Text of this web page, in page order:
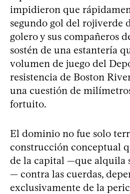
impidieron que
segundo gol del rojiverde
golero y sus compañeros
sostén de una estantería
volumen de juego del
resistencia de Boston
una cuestión de
fortuito.
El dominio no fue solo
construcción conceptual
de la capital —que alquila
— contra las cuerdas,
exclusivamente de la